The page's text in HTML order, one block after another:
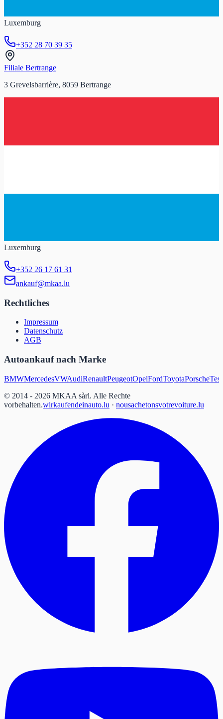
Luxemburg
+352 28 70 39 35
Filiale Bertrange
3 Grevelsbarrière, 8059 Bertrange
Luxemburg
+352 26 17 61 31
ankauf@mkaa.lu
Rechtliches
Impressum
Datenschutz
AGB
Autoankauf nach Marke
BMWMercedesVWAudiRenaultPeugeotOpelFordToyotaPorsche
© 2014 - 2026 MKAA sàrl. Alle Rechte
vorbehalten.wirkaufendeinauto.lu · nousachetonsvotrevoiture.lu